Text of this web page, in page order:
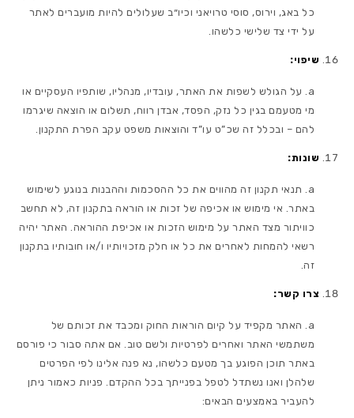
כל באג, וירוס, סוסי טרויאני וכיו״ב שעלולים להיות מועברים לאתר
על ידי צד שלישי כלשהו.
שיפוי:
על הגולש לשפות את האתר, עובדיו, מנהליו, שותפיו העסקיים או
מי מטעמם בגין כל נזק, הפסד, אבדן רווח, תשלום או הוצאה שיגרמו
להם – ובכלל זה שכ”ט עו”ד והוצאות משפט עקב הפרת התקנון.
שונות:
תנאי תקנון זה מהווים את כל ההסכמות וההבנות בנוגע לשימוש
באתר. אי מימוש או אכיפה של זכות או הוראה בתקנון זה, לא תחשב
כוויתור מצד האתר על מימוש הזכות או אכיפת ההוראה. האתר יהיה
רשאי להמחות לאחרים את כל או חלק מזכויותיו ו/או חובותיו בתקנון
זה.
צרו קשר:
האתר מקפיד על קיום הוראות החוק ומכבד את זכותם של
משתמשי האתר ואחרים לפרטיות ולשם טוב. אם אתה סבור כי פורסם
באתר תוכן הפוגע בך מטעם כלשהו, נא פנה אלינו לפי הפרטים
שלהלן ואנו נשתדל לטפל בפנייתך בכל ההקדם. פניות כאמור ניתן
להעביר באמצעים הבאים: